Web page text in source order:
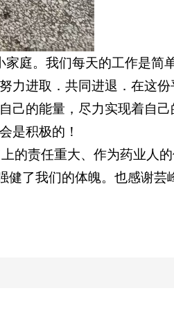
庭。我们每天的工作是
进取．共同进退．在这
己的能量，尽力实现着自
是积极的！
的责任重大、作为药业人
健了我们的体魄。也感谢